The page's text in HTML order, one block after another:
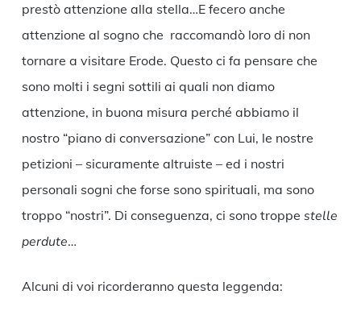
prestò attenzione alla stella…E fecero anche
attenzione al sogno che raccomandò loro di non
tornare a visitare Erode. Questo ci fa pensare che
sono molti i segni sottili ai quali non diamo
attenzione, in buona misura perché abbiamo il
nostro “piano di conversazione” con Lui, le nostre
petizioni – sicuramente altruiste – ed i nostri
personali sogni che forse sono spirituali, ma sono
troppo “nostri”. Di conseguenza, ci sono troppe stelle
perdute…
Alcuni di voi ricorderanno questa leggenda: